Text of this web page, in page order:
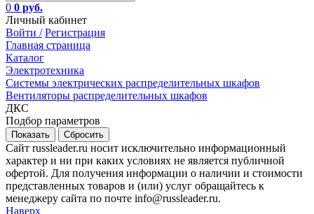
0 0 руб.
Личный кабинет
Войти / Регистрация
Главная страница
Каталог
Электротехника
Системы электрических распределительных шкафов
Вентиляторы распределительных шкафов
ДКС
Подбор параметров
Сайт russleader.ru носит исключительно информационный
характер и ни при каких условиях не является публичной
офертой. Для получения информации о наличии и стоимости
представленных товаров и (или) услуг обращайтесь к
менеджеру сайта по почте info@russleader.ru.
Наверх